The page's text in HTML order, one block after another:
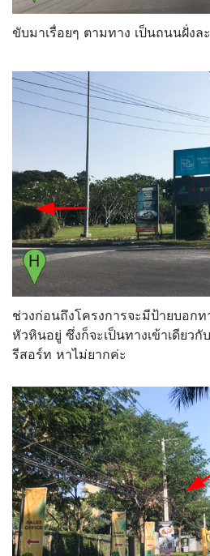
ขับมาเรื่อยๆ ตามทาง เป็นถนนฝั่งล
ช่วงก่อนถึงโครงการจะมีป้ายบอก
หัวหินอยู่ ซึ่งก็จะเป็นทางเข้าเดียวกั
รีสอร์ท หาไม่ยากค่ะ